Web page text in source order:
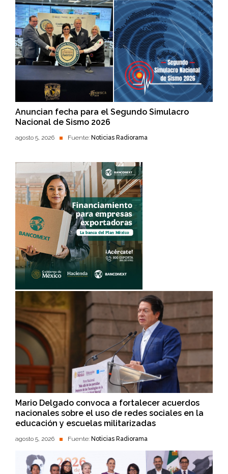
Anuncian fecha para el Segundo Simulacro
Nacional de Sismo 2026
agosto 5, 2026 Fuente: Noticias Radiorama
Mario Delgado convoca a fortalecer acuerdos
nacionales sobre el uso de redes sociales en la
educación y escuelas militarizadas
agosto 5, 2026 Fuente: Noticias Radiorama